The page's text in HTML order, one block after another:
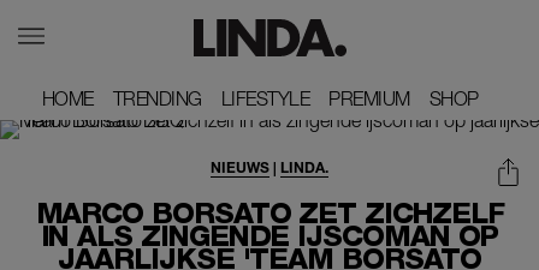
HOME
HOME TRENDING
TRENDING LIFESTYLE
LIFESTYLE PREMIUM
PREMIUM SHOP
SHOP
MARCO BORSATO ZET ZICHZELF
IN ALS ZINGENDE IJSCOMAN OP
JAARLIJKSE 'TEAM BORSATO
NIEUWS | LINDA.